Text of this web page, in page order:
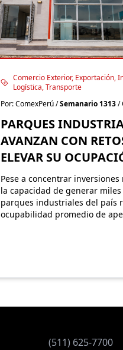
Comercio Exterior, Exportación,
Logística, Transporte
Por: ComexPerú /Semanario 1313/
PARQUES
AVANZAN CON
ELEVAR SU
Pese a concentrar
la capacidad de generar
parques industriales del país
ocupabilidad promedio de
(511) 625-7700